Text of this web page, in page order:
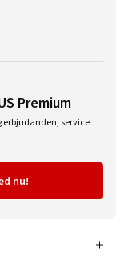
Premium
erbjudanden, service
nu!